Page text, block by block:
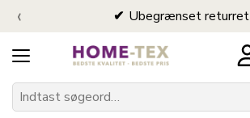
Ubegrænset returret
‹